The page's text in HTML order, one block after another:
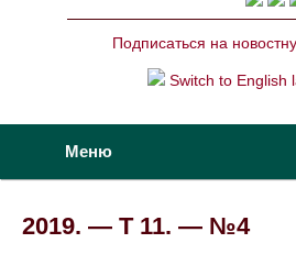
Подписаться на
Switch to English
Меню
2019. — Т 11. — №4